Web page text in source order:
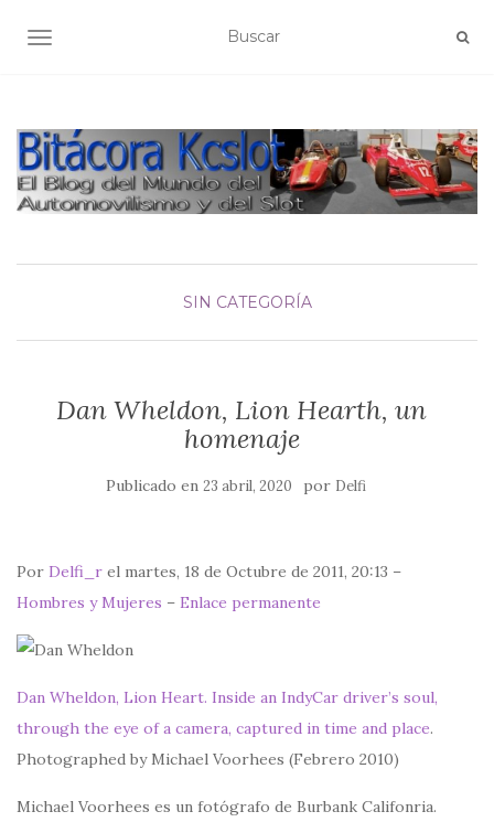
ALTERNAR NAVEGACIÓN
SIN CATEGORÍA
Dan Wheldon, Lion Hearth, un
homenaje
Publicado en 23 abril, 2020 por Delfi
Por Delfi_r el martes, 18 de Octubre de 2011, 20:13 –
Hombres y Mujeres – Enlace permanente
Dan Wheldon, Lion Heart. Inside an IndyCar driver’s soul,
through the eye of a camera, captured in time and place.
Photographed by Michael Voorhees (Febrero 2010)
Michael Voorhees es un fotógrafo de Burbank Califonria.